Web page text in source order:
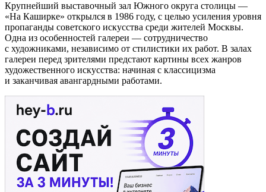
Крупнейший выставочный зал Южного округа столицы —
«На Каширке» открылся в 1986 году, с целью усиления уровня
пропаганды советского искусства среди жителей Москвы.
Одна из особенностей галереи — сотрудничество
с художниками, независимо от стилистики их работ. В залах
галереи перед зрителями предстают картины всех жанров
художественного искусства: начиная с классицизма
и заканчивая авангардными работами.